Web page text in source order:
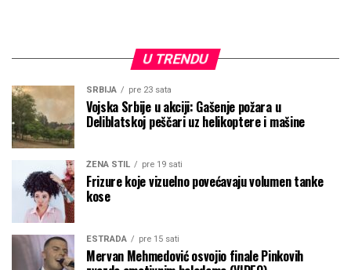
U TRENDU
SRBIJA pre 23 sata
Vojska Srbije u akciji: Gašenje požara u
Deliblatskoj peščari uz helikoptere i mašine
ŽENA STIL pre 19 sati
Frizure koje vizuelno povećavaju volumen tanke
kose
ESTRADA pre 15 sati
Mervan Mehmedović osvojio finale Pinkovih